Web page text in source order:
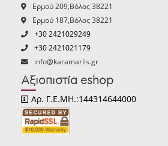
Ερμού 209,Βόλος 38221
Ερμού 187,Βόλος 38221
+30 2421029249
+30 2421021179
info@karamarlis.gr
Αξιοπιστία eshop
Αρ. Γ.Ε.ΜΗ.:144314644000